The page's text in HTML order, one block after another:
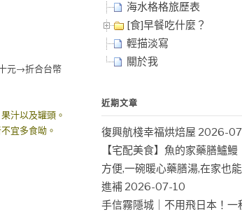
元→折合台幣
汁以及罐頭。
宜多食呦。
海水格格旅歷表
[食]早餐吃什麼？
輕描淡寫
關於我
近期文章
復興航棧幸福烘焙屋 2026-
【宅配美食】魚的家藥膳鱸
方便,一碗暖心藥膳湯,在家也
進補 2026-07-10
手信霧隱城｜不用飛日本！一